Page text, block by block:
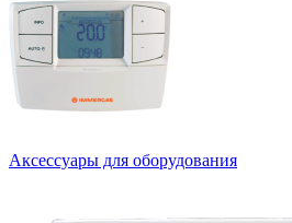
Аксессуары для оборудования